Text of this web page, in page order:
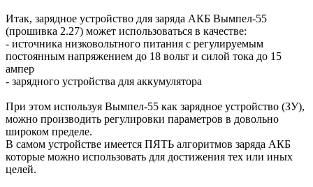
Итак, зарядное устройство для заряда АКБ Вымпел-55
(прошивка 2.27) может использоваться в качестве:
- источника низковольтного питания с регулируемым
постоянным напряжением до 18 вольт и силой тока до 15
ампер
- зарядного устройства для аккумулятора
При этом используя Вымпел-55 как зарядное устройство (ЗУ),
можно производить регулировки параметров в довольно
широком пределе.
В самом устройстве имеется ПЯТЬ алгоритмов заряда АКБ
которые можно использовать для достижения тех или иных
целей.